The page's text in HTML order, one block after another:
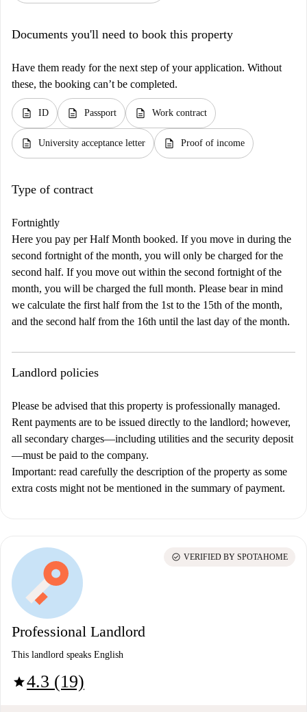
instructions on how to proceed with signing the contract.
Documents you'll need to book this property
Have them ready for the next step of your application. Without
these, the booking can’t be completed.
description ID description Passport description Work contract
description University acceptance letter description Proof of income
Type of contract
Fortnightly
Here you pay per Half Month booked. If you move in during the
second fortnight of the month, you will only be charged for the
second half. If you move out within the second fortnight of the
month, you will be charged the full month. Please bear in mind
we calculate the first half from the 1st to the 15th of the month,
and the second half from the 16th until the last day of the month.
Landlord policies
Please be advised that this property is professionally managed.
Rent payments are to be issued directly to the landlord; however,
all secondary charges—including utilities and the security deposit
—must be paid to the company.
Important: read carefully the description of the property as some
extra costs might not be mentioned in the summary of payment.
Professional Landlord
This landlord speaks English
star4.3 (19)
check_circle VERIFIED BY SPOTAHOME